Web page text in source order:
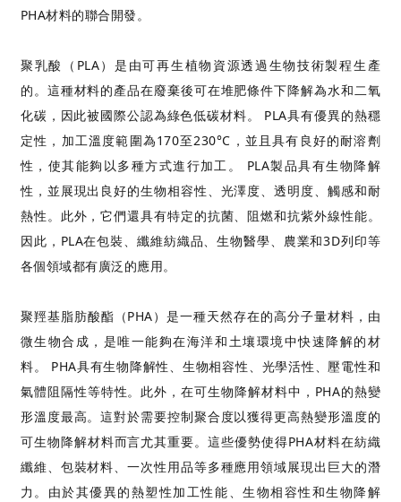
PHA材料的聯合開發。
聚乳酸（PLA）是由可再生植物資源透過生物技術製程生產
的。這種材料的產品在廢棄後可在堆肥條件下降解為水和二氧
化碳，因此被國際公認為綠色低碳材料。 PLA具有優異的熱穩
定性，加工溫度範圍為170至230°C，並且具有良好的耐溶劑
性，使其能夠以多種方式進行加工。 PLA製品具有生物降解
性，並展現出良好的生物相容性、光澤度、透明度、觸感和耐
熱性。此外，它們還具有特定的抗菌、阻燃和抗紫外線性能。
因此，PLA在包裝、纖維紡織品、生物醫學、農業和3D列印等
各個領域都有廣泛的應用。
聚羥基脂肪酸酯（PHA）是一種天然存在的高分子量材料，由
微生物合成，是唯一能夠在海洋和土壤環境中快速降解的材
料。 PHA具有生物降解性、生物相容性、光學活性、壓電性和
氣體阻隔性等特性。此外，在可生物降解材料中，PHA的熱變
形溫度最高。這對於需要控制聚合度以獲得更高熱變形溫度的
可生物降解材料而言尤其重要。這些優勢使得PHA材料在紡織
纖維、包裝材料、一次性用品等多種應用領域展現出巨大的潛
力。由於其優異的熱塑性加工性能、生物相容性和生物降解